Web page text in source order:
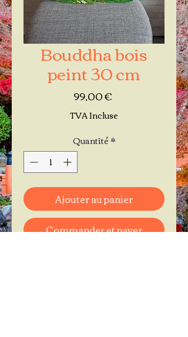
Bouddha bois
peint 30 cm
99,00 €Prix
TVA Incluse
Quantité*
Ajouter au panier
Commander et payer